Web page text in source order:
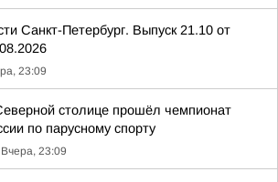
Санкт-Петербург. Выпуск 21.10 от
23:09
столице прошёл чемпионат
по парусному спорту
Вчера, 23:09